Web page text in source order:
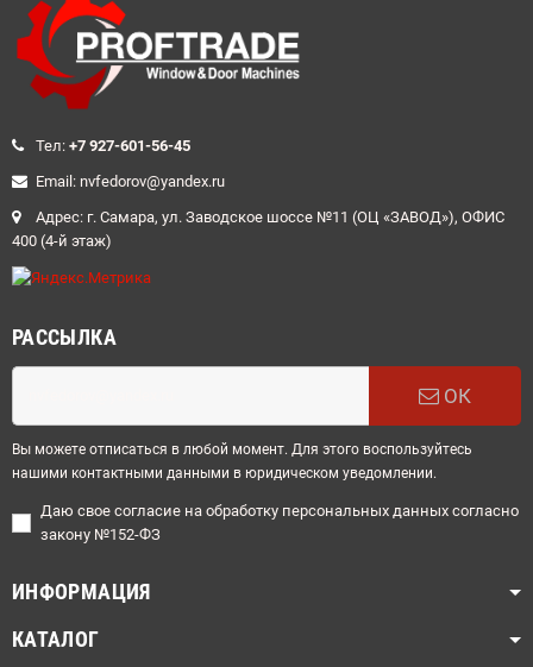
Teл: +7 927-601-56-45
Email: nvfedorov@yandex.ru
Адрес: г. Самара, ул. Заводское шоссе №11 (ОЦ «ЗАВОД»), ОФИС
400 (4-й этаж)
РАССЫЛКА
ОК
Вы можете отписаться в любой момент. Для этого воспользуйтесь
нашими контактными данными в юридическом уведомлении.
Даю свое согласие на обработку персональных данных согласно
закону №152-ФЗ
ИНФОРМАЦИЯ
КАТАЛОГ